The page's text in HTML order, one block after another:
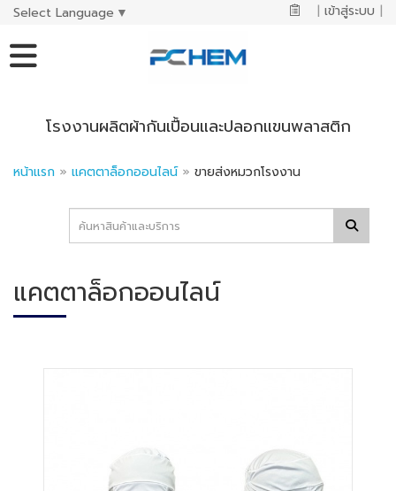
Select Language ▼ | เข้าสู่ระบบ |
โรงงานผลิตผ้ากันเปื้อนและปลอกแขนพลาสติก
หน้าแรก » แคตตาล็อกออนไลน์ » ขายส่งหมวกโรงงาน
แคตตาล็อกออนไลน์